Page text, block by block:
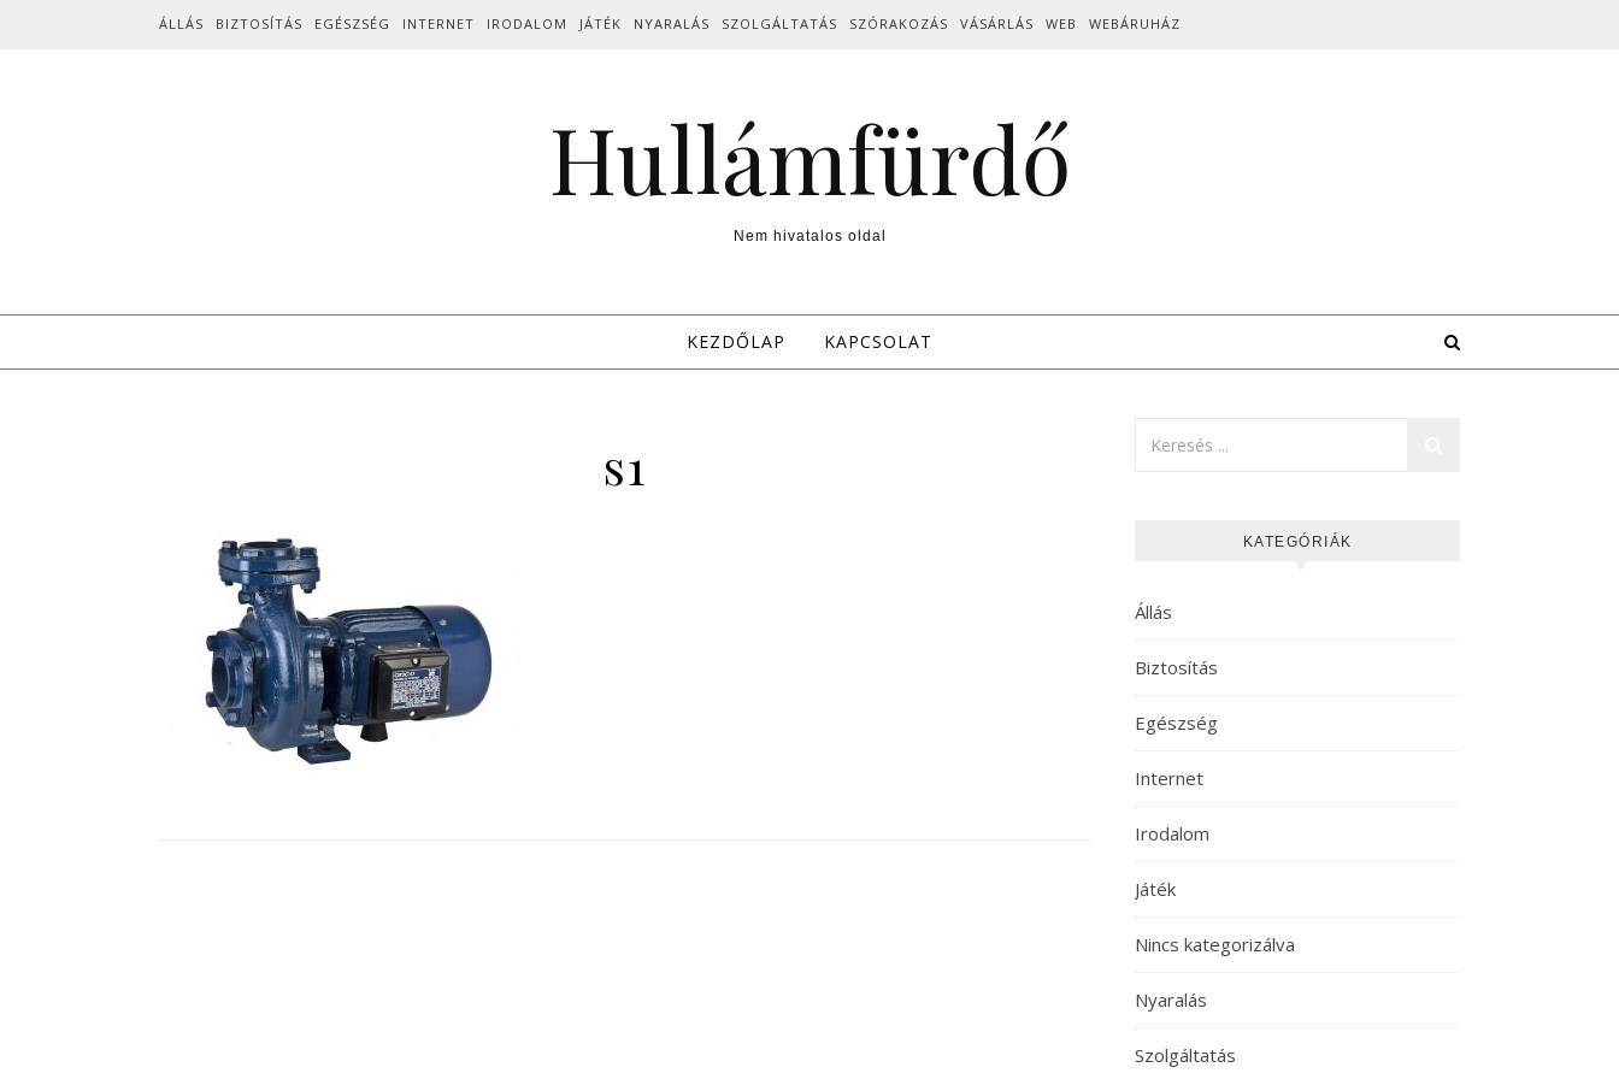
ÁLLÁS BIZTOSÍTÁS EGÉSZSÉG INTERNET IRODALOM JÁTÉK NYARALÁS SZOLGÁLTATÁS SZÓRAKOZÁS VÁSÁRLÁS WEB WEBÁRUHÁZ
Hullámfürdő
Nem hivatalos oldal
KEZDŐLAP KAPCSOLAT
s1
KATEGÓRIÁK
Állás
Biztosítás
Egészség
Internet
Irodalom
Játék
Nincs kategorizálva
Nyaralás
Szolgáltatás